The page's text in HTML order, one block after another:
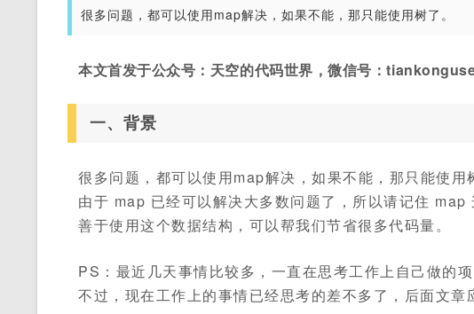
很多问题，都可以使用map解决，如果不能，那只能使用树了。
本文首发于公众号：天空的代码世界，微信号：
一、背景
很多问题，都可以使用map解决，如果不能，那只能使用
由于 map 已经可以解决大多数问题了，所以请记住 map
善于使用这个数据结构，可以帮我们节省很多代码量。
PS：最近几天事情比较多，一直在思考工作上自己做的
不过，现在工作上的事情已经思考的差不多了，后面文章